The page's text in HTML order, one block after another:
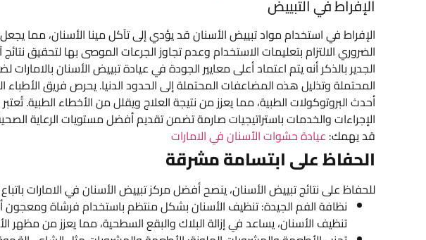
الإفراط في التبييض
الإفراط في استخدام مواد تبييض الأسنان قد يؤدي إلى تآكل مينا الأسنان، مما
الضروري الالتزام بتعليمات الاستخدام وعدم تجاوز الجرعات الموصى بها لتحقيق
الجدير بالذكر أنه يتم اعتماد أعلى معايير الجودة في عيادة تبييض الأسنان
المحتملة وتذليل هذه المضاعفات المحتملة إلى الحدود الدنيا. يحرص فريق
أحدث البروتوكولات الطبية، مما يعزز من نتيجة العلاج ويقلل من الأخطاء الطبية.
الإجراءات والخدمات باستراتيجيات صارمة تضمن تقديم أفضل مستويات الرعاية
قد يهمك: عيادة حشوات الأسنان في الامارات
الحفاظ على ابتسامة مشرقة
للحفاظ على نتائج تبييض الأسنان، ينصح أفضل مركز تبييض الأسنان في الامارات
نظافة الفم الجيدة: تنظيف الأسنان بشكل منتظم باستخدام فرشاة ومعجون
تنظيف الأسنان، يساعد في إزالة البلاك والبقع السطحية، مما يعزز من